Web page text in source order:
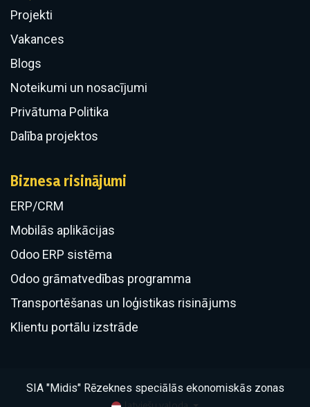
Projekti
Vakances
Blogs
Noteikumi un nosacījumi
Privātuma Politika
Dalība projektos
Biznesa risinājumi
ERP/CRM
​Mobilās aplikācijas
Odoo ERP sistēma
Odoo grāmatvedības programma
Transportēšanas un loģistikas risinājums
Klientu portālu izstrāde
SIA "Midis" Rēzeknes speciālās ekonomiskās zonas